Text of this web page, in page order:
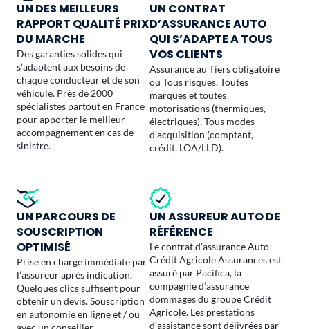
UN DES MEILLEURS
RAPPORT QUALITÉ PRIX
DU MARCHE
Des garanties solides qui
s’adaptent aux besoins de
chaque conducteur et de son
véhicule. Près de 2000
spécialistes partout en France
pour apporter le meilleur
accompagnement en cas de
sinistre.
UN CONTRAT
D’ASSURANCE AUTO
QUI S’ADAPTE A TOUS
VOS CLIENTS
Assurance au Tiers obligatoire
ou Tous risques. Toutes
marques et toutes
motorisations (thermiques,
électriques). Tous modes
d’acquisition (comptant,
crédit, LOA/LLD).
UN PARCOURS DE
SOUSCRIPTION
OPTIMISÉ
Prise en charge immédiate par
l’assureur après indication.
Quelques clics suffisent pour
obtenir un devis. Souscription
en autonomie en ligne et / ou
UN ASSUREUR AUTO DE
RÉFÉRENCE
Le contrat d’assurance Auto
Crédit Agricole Assurances est
assuré par Pacifica, la
compagnie d’assurance
dommages du groupe Crédit
Agricole. Les prestations
d’assistance sont délivrées par